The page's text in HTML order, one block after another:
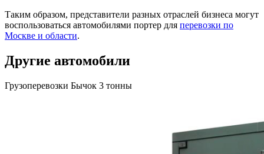
Таким образом, представители разных отраслей бизнеса могут
воспользоваться автомобилями портер для перевозки по
Москве и области.
Другие автомобили
Грузоперевозки Бычок 3 тонны